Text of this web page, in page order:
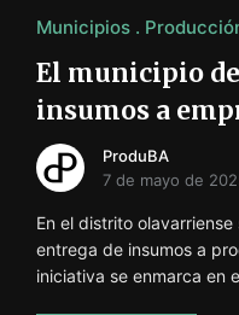
Municipios
El municipio
insumos a
ProduBA
7 de mayo de
En el distrito
entrega de insumos a
iniciativa se enmarca en